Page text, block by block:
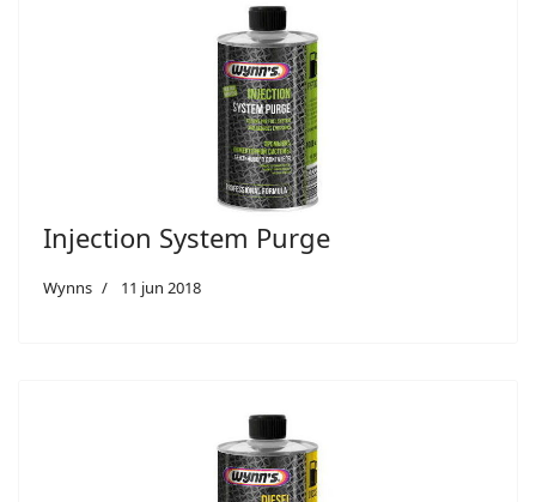
Injection System Purge
Wynns 11 jun 2018